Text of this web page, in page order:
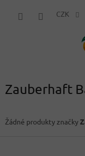
CZK
Zauberhaft
Žádné produkty značky